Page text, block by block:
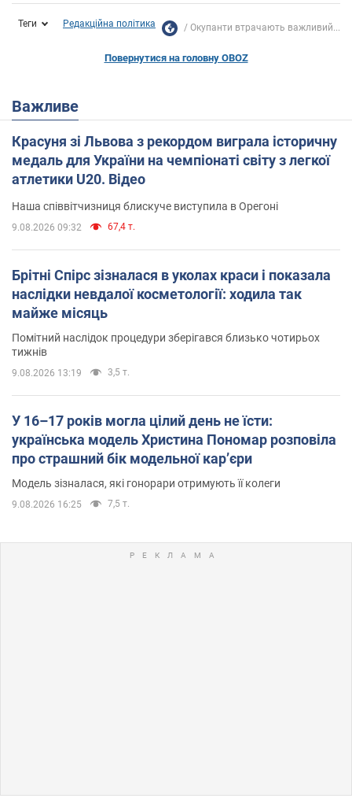
Теги Редакційна політика Окупанти втрачають важливий...
Повернутися на головну OBOZ
Важливе
Красуня зі Львова з рекордом виграла історичну
медаль для України на чемпіонаті світу з легкої
атлетики U20. Відео
Наша співвітчизниця блискуче виступила в Орегоні
9.08.2026 09:32 67,4 т.
Брітні Спірс зізналася в уколах краси і показала
наслідки невдалої косметології: ходила так
майже місяць
Помітний наслідок процедури зберігався близько чотирьох
тижнів
9.08.2026 13:19 3,5 т.
У 16–17 років могла цілий день не їсти:
українська модель Христина Пономар розповіла
про страшний бік модельної кар’єри
Модель зізналася, які гонорари отримують її колеги
9.08.2026 16:25 7,5 т.